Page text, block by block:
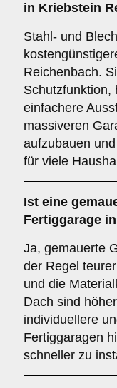
in Kriebstein
Stahl- und
Reichenbach.
Schutzfunktion,
einfachere
massiveren
aufzubauen
für viele
Ist eine
Fertiggarage
Ja, gemauerte
der Regel
und die
Dach sind
individuellere
Fertiggaragen
schneller zu